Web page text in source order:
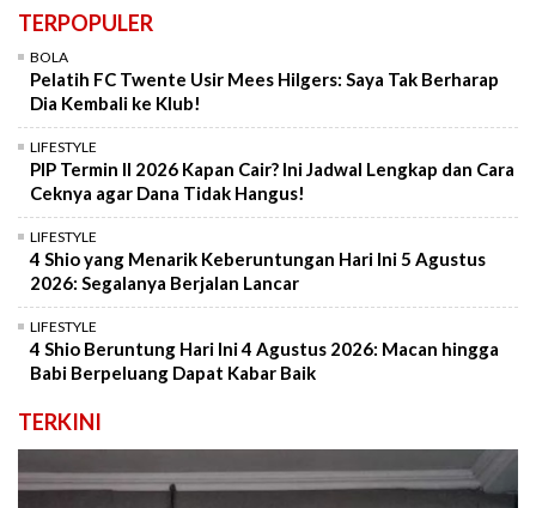
TERPOPULER
BOLA
Pelatih FC Twente Usir Mees Hilgers: Saya Tak Berharap
Dia Kembali ke Klub!
LIFESTYLE
PIP Termin II 2026 Kapan Cair? Ini Jadwal Lengkap dan Cara
Ceknya agar Dana Tidak Hangus!
LIFESTYLE
4 Shio yang Menarik Keberuntungan Hari Ini 5 Agustus
2026: Segalanya Berjalan Lancar
LIFESTYLE
4 Shio Beruntung Hari Ini 4 Agustus 2026: Macan hingga
Babi Berpeluang Dapat Kabar Baik
TERKINI